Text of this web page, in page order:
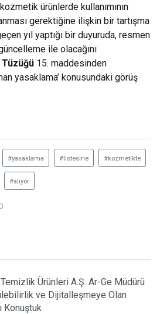
ürünlerde kullanımının
gerektiğine ilişkin bir tartışma
yıl yaptığı bir duyuruda, resmen
ile olacağını
15. maddesinden
yasaklama’ konusundaki görüş
#yasaklama #listesine #kozmetikte
#alıyor
Ürünleri A.Ş. Ar-Ge Müdürü
ve Dijitalleşmeye Olan
Konuştuk